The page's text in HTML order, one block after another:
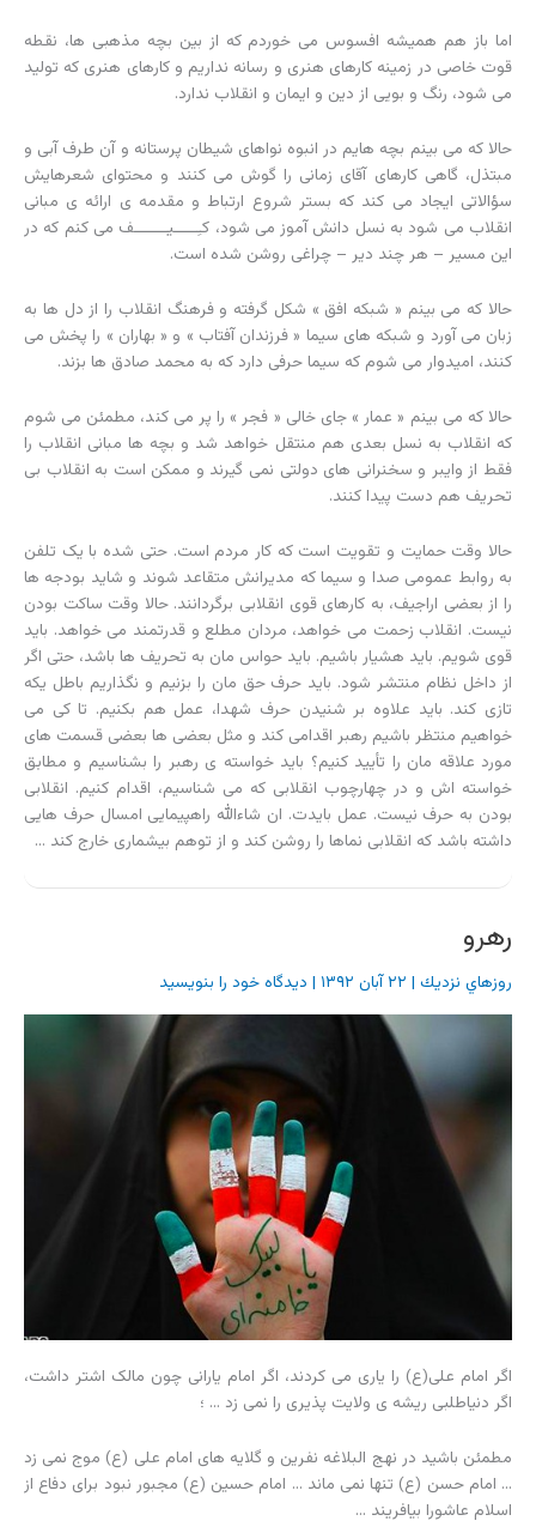
اما باز هم همیشه افسوس می خوردم که از بین بچه مذهبی ها، نقطه
قوت خاصی در زمینه کارهای هنری و رسانه نداریم و کارهای هنری که تولید
می شود، رنگ و بویی از دین و ایمان و انقلاب ندارد.
حالا که می بینم بچه هایم در انبوه نواهای شیطان پرستانه و آن طرف آبی و
مبتذل، گاهی کارهای آقای زمانی را گوش می کنند و محتوای شعرهایش
سؤالاتی ایجاد می کند که بستر شروع ارتباط و مقدمه ی ارائه ی مبانی
انقلاب می شود به نسل دانش آموز می شود، کـِـــــیـــــــف می کنم که در
این مسیر – هر چند دیر – چراغی روشن شده است.
حالا که می بینم « شبکه افق » شکل گرفته و فرهنگ انقلاب را از دل ها به
زبان می آورد و شبکه های سیما « فرزندان آفتاب » و « بهاران » را پخش می
کنند، امیدوار می شوم که سیما حرفی دارد که به محمد صادق ها بزند.
حالا که می بینم « عمار » جای خالی « فجر » را پر می کند، مطمئن می شوم
که انقلاب به نسل بعدی هم منتقل خواهد شد و بچه ها مبانی انقلاب را
فقط از وایبر و سخنرانی های دولتی نمی گیرند و ممکن است به انقلاب بی
تحریف هم دست پیدا کنند.
حالا وقت حمایت و تقویت است که کار مردم است. حتی شده با یک تلفن
به روابط عمومی صدا و سیما که مدیرانش متقاعد شوند و شاید بودجه ها
را از بعضی اراجیف، به کارهای قوی انقلابی برگردانند. حالا وقت ساکت بودن
نیست. انقلاب زحمت می خواهد، مردان مطلع و قدرتمند می خواهد. باید
قوی شویم. باید هشیار باشیم. باید حواس مان به تحریف ها باشد، حتی اگر
از داخل نظام منتشر شود. باید حرف حق مان را بزنیم و نگذاریم باطل یکه
تازی کند. باید علاوه بر شنیدن حرف شهدا، عمل هم بکنیم. تا کی می
خواهیم منتظر باشیم رهبر اقدامی کند و مثل بعضی ها بعضی قسمت های
مورد علاقه مان را تأیید کنیم؟ باید خواسته ی رهبر را بشناسیم و مطابق
خواسته اش و در چهارچوب انقلابی که می شناسیم، اقدام کنیم. انقلابی
بودن به حرف نیست. عمل بایدت. ان شاءالله راهپیمایی امسال حرف هایی
داشته باشد که انقلابی نماها را روشن کند و از توهم بیشماری خارج کند …
رهرو
روزهاي نزديك | ۲۲ آبان ۱۳۹۲ | دیدگاه‌ خود را بنویسید
اگر امام علی(ع) را یاری می کردند، اگر امام یارانی چون مالک اشتر داشت،
اگر دنیاطلبی ریشه ی ولایت پذیری را نمی زد … ؛
مطمئن باشید در نهج البلاغه نفرین و گلایه های امام علی (ع) موج نمی زد
… امام حسن (ع) تنها نمی ماند … امام حسین (ع) مجبور نبود برای دفاع از
اسلام عاشورا بیافریند …